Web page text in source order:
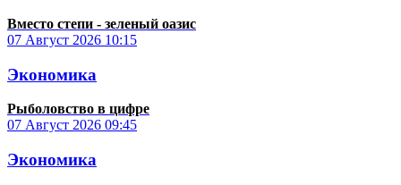
Вместо степи - зеленый оазис
07 Август 2026 10:15
Экономика
Рыболовство в цифре
07 Август 2026 09:45
Экономика